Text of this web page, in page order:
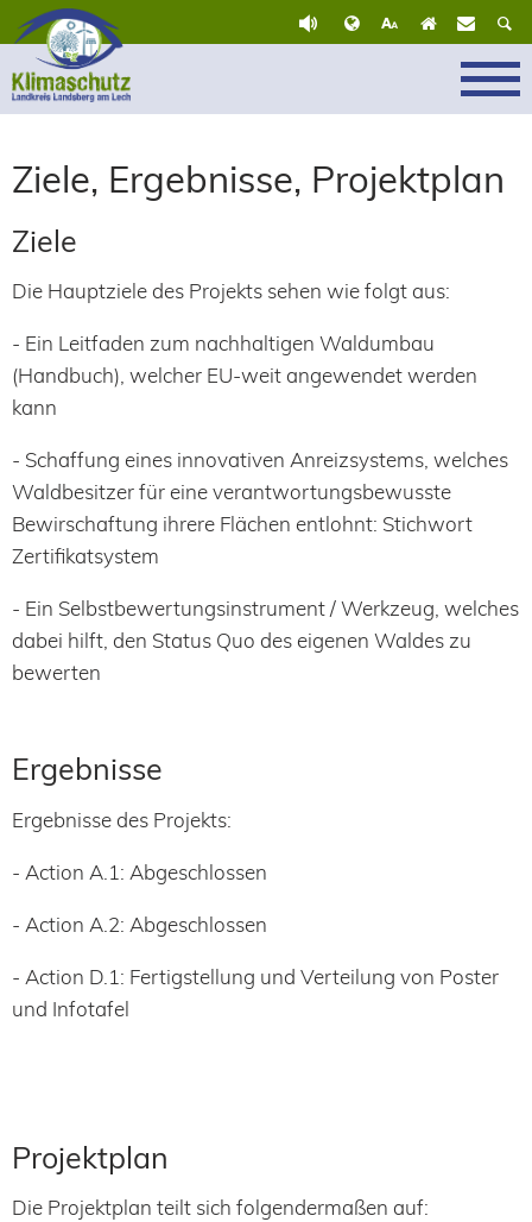
Ziele, Ergebnisse, Projektplan
Ziele
Die Hauptziele des Projekts sehen wie folgt aus:
- Ein Leitfaden zum nachhaltigen Waldumbau
(Handbuch), welcher EU-weit angewendet werden
kann
- Schaffung eines innovativen Anreizsystems, welches
Waldbesitzer für eine verantwortungsbewusste
Bewirschaftung ihrere Flächen entlohnt: Stichwort
Zertifikatsystem
- Ein Selbstbewertungsinstrument / Werkzeug, welches
dabei hilft, den Status Quo des eigenen Waldes zu
bewerten
Ergebnisse
Ergebnisse des Projekts:
- Action A.1: Abgeschlossen
- Action A.2: Abgeschlossen
- Action D.1: Fertigstellung und Verteilung von Poster
und Infotafel
Projektplan
Die Projektplan teilt sich folgendermaßen auf: